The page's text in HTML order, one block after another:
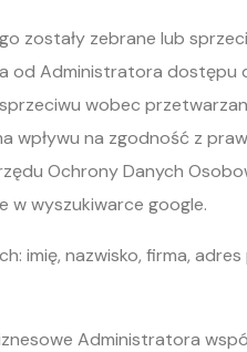
zostały zebrane lub
od Administratora
wobec
na zgodność z
Ochrony Danych
wyszukiwarce google.
nazwisko, firma, adres
Administratora